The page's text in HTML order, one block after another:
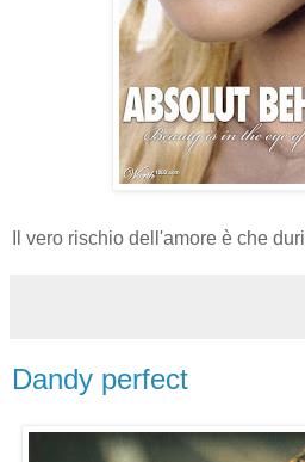
Il vero rischio dell'amore è che duri
Dandy perfect